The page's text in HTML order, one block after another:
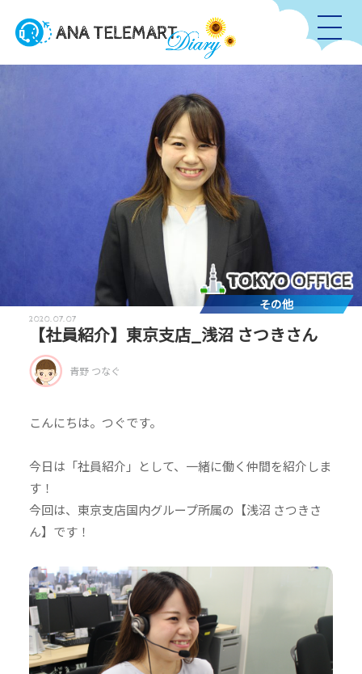
その他
2020.07.07
【社員紹介】東京支店_浅沼 さつきさん
青野 つなぐ
こんにちは。つぐです。
今日は「社員紹介」として、一緒に働く仲間を紹介しま
す！
今回は、東京支店国内グループ所属の【浅沼 さつきさ
ん】です！